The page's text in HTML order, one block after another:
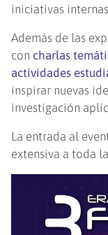
iniciativas
Además de las
con charlas
actividades
inspirar nuevas
investigación
La entrada al
extensiva a toda